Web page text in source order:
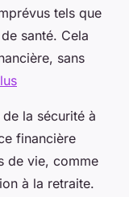
tels que
santé. Cela
sans
la sécurité à
financière
de vie, comme
à la retraite.